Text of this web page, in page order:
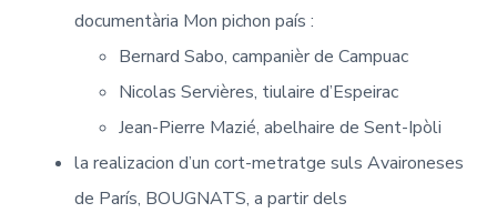
documentària Mon pichon país :
Bernard Sabo, campanièr de Campuac
Nicolas Servières, tiulaire d’Espeirac
Jean-Pierre Mazié, abelhaire de Sent-Ipòli
la realizacion d’un cort-metratge suls Avaironeses
de París, BOUGNATS, a partir dels